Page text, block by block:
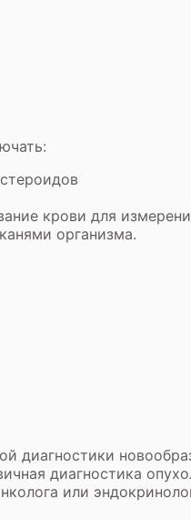
крови для
организма.
диагностики
диагностика
или